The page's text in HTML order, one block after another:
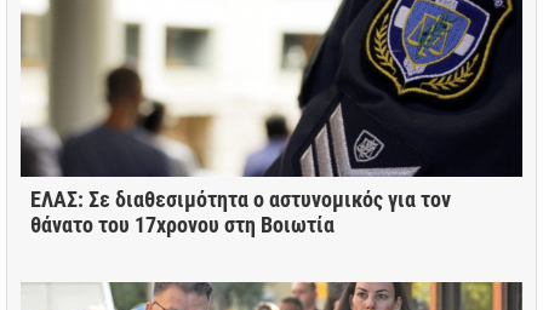
ΕΛΑΣ: Σε διαθεσιμότητα ο αστυνομικός για τον
θάνατο του 17χρονου στη Βοιωτία